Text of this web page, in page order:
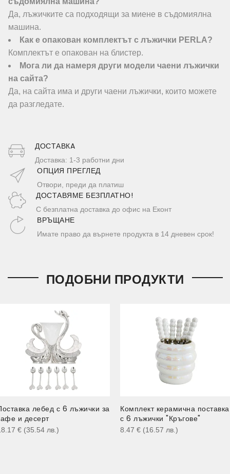
Да, лъжичките са подходящи за миене в съдомиялна
машина.
Как е опакован комплектът с лъжички PERLA?
Комплектът е опакован на блистер.
Мога ли да намеря други модели чаени лъжички
на сайта?
Да, на сайта има и други чаени лъжички, които можете
да разгледате.
ДОСТАВКA
Доставка: 1-3 работни дни
ОПЦИЯ ПРЕГЛЕД
Отвори, преди да платиш
ДОСТАВЯМЕ БЕЗПЛАТНО!
С безплатна доставка до офис на Еконт
ВРЪЩАНЕ
Имате право да върнете продукта в 14 дневен срок!
ПОДОБНИ ПРОДУКТИ
лебед с 6 лъжички за
и десерт
€ (35.54 лв. )
Комплект керамична поставка
с 6 лъжички "Кръгове"
8.47 € (16.57 лв. )